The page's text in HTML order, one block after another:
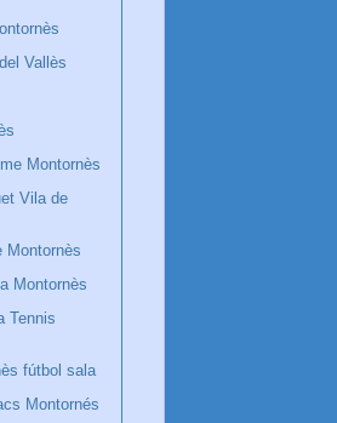
Vallès
Montornès
Vila de
Montornès
Montornès
Tennis
fútbol sala
Montornés